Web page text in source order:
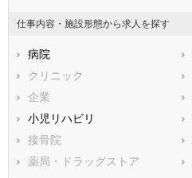
大牟田市
直方市
田川市
八女市
大川市
豊前市
仕事内容・施設形態から求人を探す
病院
クリニック
企業
小児リハビリ
接骨院
薬局・ドラッグストア